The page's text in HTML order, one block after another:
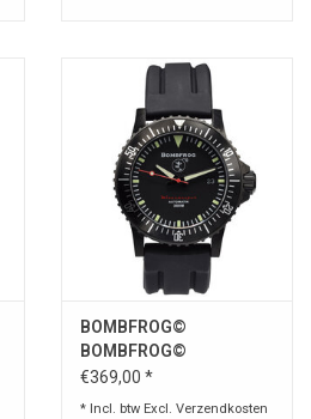
BOMBFROG©
BOMBFROG©
MINESWEEPER BLACK
€369,00 *
* Incl. btw Excl. Verzendkosten